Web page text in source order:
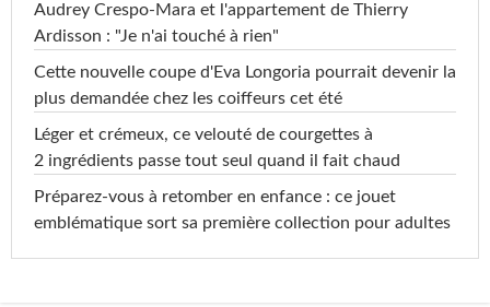
Audrey Crespo-Mara et l'appartement de Thierry
Ardisson : "Je n'ai touché à rien"
Cette nouvelle coupe d'Eva Longoria pourrait devenir la
plus demandée chez les coiffeurs cet été
Léger et crémeux, ce velouté de courgettes à
2 ingrédients passe tout seul quand il fait chaud
Préparez-vous à retomber en enfance : ce jouet
emblématique sort sa première collection pour adultes